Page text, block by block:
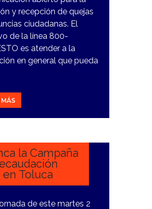
y recepción de quejas
ciudadanas. El
de la línea 800-
es atender a la
en general que pueda
MÁS
la Campaña
en Toluca
de este martes 2